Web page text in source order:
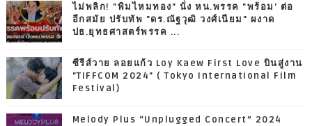
ไม่พลิก! "พิมไหมทอง" นั่ง หน.พรรค "พร้อม' ต่อ
อีกสมัย ปรับทัพ "ดร.ณัฐวุฒิ วงศ์เนียม" ผงาด
ปธ.ยุทธศาสตร์พรรค ...
ซีรีส์วาย ลอยแก้ว Loy Kaew First Love บินสู่งาน
"TIFFCOM 2024" ( Tokyo International Film
Festival)
Melody Plus “Unplugged Concert” 2024